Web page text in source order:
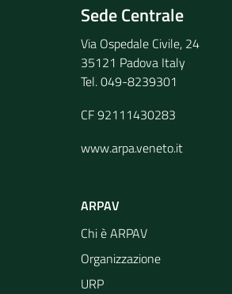
Sede Centrale
Via Ospedale Civile, 24
35121 Padova Italy
Tel. 049-8239301
CF 92111430283
www.arpa.veneto.it
ARPAV
Chi è ARPAV
Organizzazione
URP